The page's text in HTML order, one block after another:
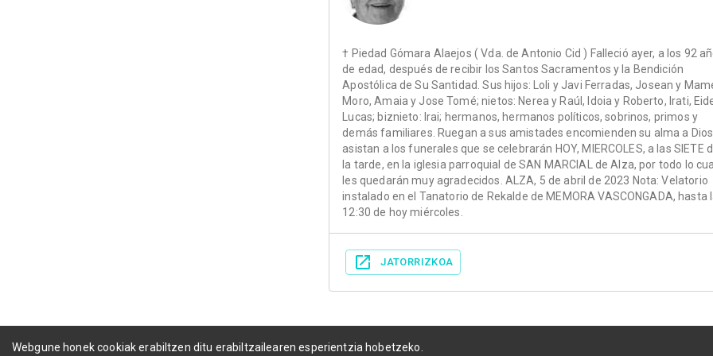
† Piedad Gómara Alaejos ( Vda. de Antonio Cid ) Falleció ayer, a los 92
de edad, después de recibir los Santos Sacramentos y la Bendición
Apostólica de Su Santidad. Sus hijos: Loli y Javi Ferradas, Josean y
Moro, Amaia y Jose Tomé; nietos: Nerea y Raúl, Idoia y Roberto, Irati,
Lucas; biznieto: Irai; hermanos, hermanos políticos, sobrinos, primos y
demás familiares. Ruegan a sus amistades encomienden su alma a
asistan a los funerales que se celebrarán HOY, MIERCOLES, a las SIETE
la tarde, en la iglesia parroquial de SAN MARCIAL de Alza, por todo lo cual
les quedarán muy agradecidos. ALZA, 5 de abril de 2023 Nota: Velatorio
instalado en el Tanatorio de Rekalde de MEMORA VASCONGADA, hasta
12:30 de hoy miércoles.
JATORRIZKOA
Webgune honek cookiak erabiltzen ditu erabiltzailearen esperientzia hobetzeko.